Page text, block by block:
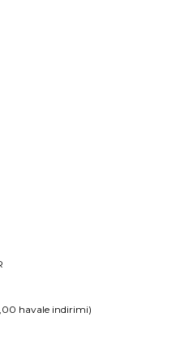
havale indirimi)